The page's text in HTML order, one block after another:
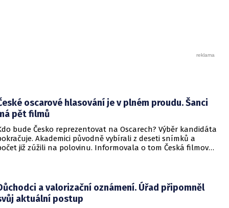
oscarové hlasování je v plném proudu. Šanci
pět filmů
bude Česko reprezentovat na Oscarech? Výběr kandidáta
Akademici původně vybírali z deseti snímků a
již zúžili na polovinu. Informovala o tom Česká filmová
a valorizační oznámení. Úřad připomněl
aktuální postup